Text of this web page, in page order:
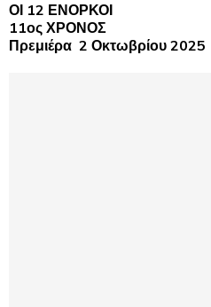
ΟΙ 12 ΕΝΟΡΚΟΙ
11ος ΧΡΟΝΟΣ
Πρεμιέρα 2 Οκτωβρίου 2025